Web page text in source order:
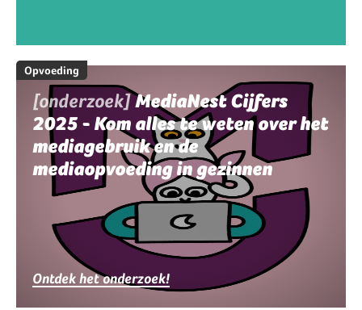
Opvoeding
[onderzoek]MediaNest Cijfers
2025 - Kom alles te weten over het
mediagebruik en de
mediaopvoeding in gezinnen
Ontdek het onderzoek!